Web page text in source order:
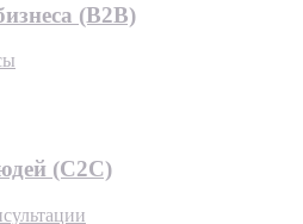
(B2B)
(С2С)